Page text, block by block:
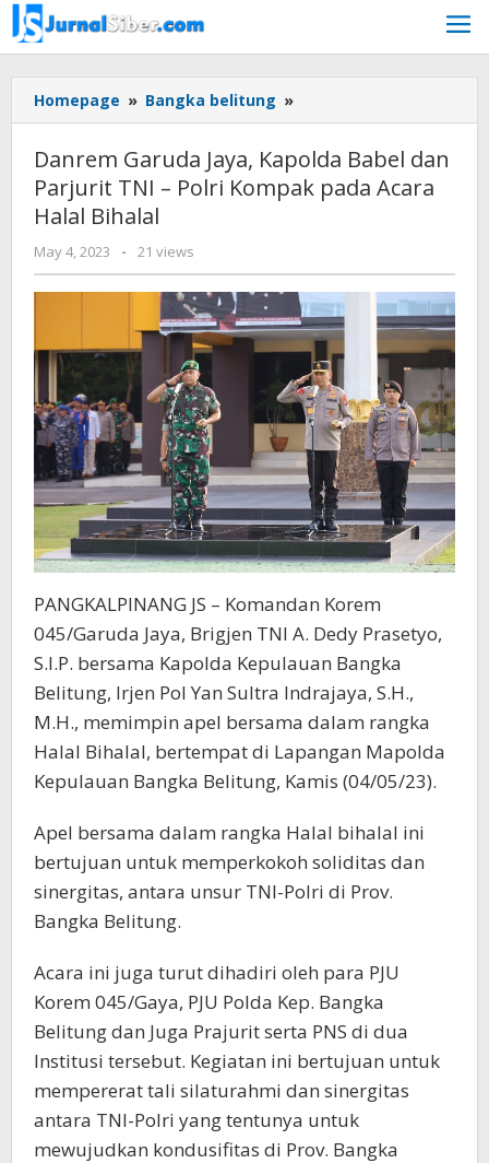
Skip
to
content
Homepage » Bangka belitung »
Garuda
Kapolda
Babel
-
Polri
Kompak
pada
Acara
Halal
Bihalal
Danrem Garuda Jaya, Kapolda Babel dan
Parjurit TNI – Polri Kompak pada Acara
Halal Bihalal
May 4, 2023
by
Jurnalsiber
- 21 views
PANGKALPINANG JS – Komandan Korem
045/Garuda Jaya, Brigjen TNI A. Dedy Prasetyo,
S.I.P. bersama Kapolda Kepulauan Bangka
Belitung, Irjen Pol Yan Sultra Indrajaya, S.H.,
M.H., memimpin apel bersama dalam rangka
Halal Bihalal, bertempat di Lapangan Mapolda
Kepulauan Bangka Belitung, Kamis (04/05/23).
Apel bersama dalam rangka Halal bihalal ini
bertujuan untuk memperkokoh soliditas dan
sinergitas, antara unsur TNI-Polri di Prov.
Bangka Belitung.
Acara ini juga turut dihadiri oleh para PJU
Korem 045/Gaya, PJU Polda Kep. Bangka
Belitung dan Juga Prajurit serta PNS di dua
Institusi tersebut. Kegiatan ini bertujuan untuk
mempererat tali silaturahmi dan sinergitas
antara TNI-Polri yang tentunya untuk
mewujudkan kondusifitas di Prov. Bangka